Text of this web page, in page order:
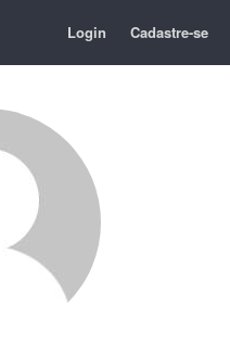
Login Cadastre-se